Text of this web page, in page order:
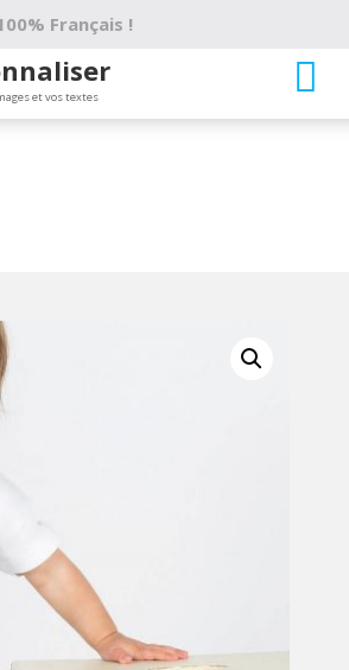
Français !
et vos textes 